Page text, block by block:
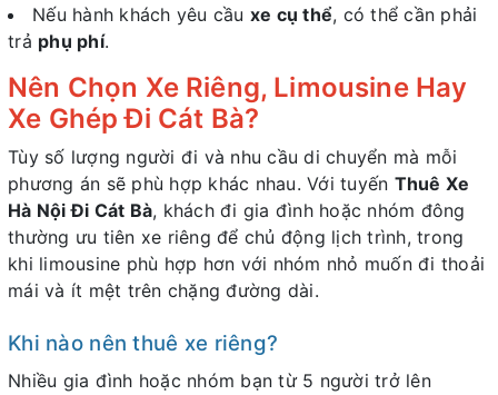
Nếu hành khách yêu cầu xe cụ thể, có thể cần phải
trả phụ phí.
Nên Chọn Xe Riêng, Limousine Hay
Xe Ghép Đi Cát Bà?
Tùy số lượng người đi và nhu cầu di chuyển mà mỗi
phương án sẽ phù hợp khác nhau. Với tuyến Thuê Xe
Hà Nội Đi Cát Bà, khách đi gia đình hoặc nhóm đông
thường ưu tiên xe riêng để chủ động lịch trình, trong
khi limousine phù hợp hơn với nhóm nhỏ muốn đi thoải
mái và ít mệt trên chặng đường dài.
Khi nào nên thuê xe riêng?
Nhiều gia đình hoặc nhóm bạn từ 5 người trở lên